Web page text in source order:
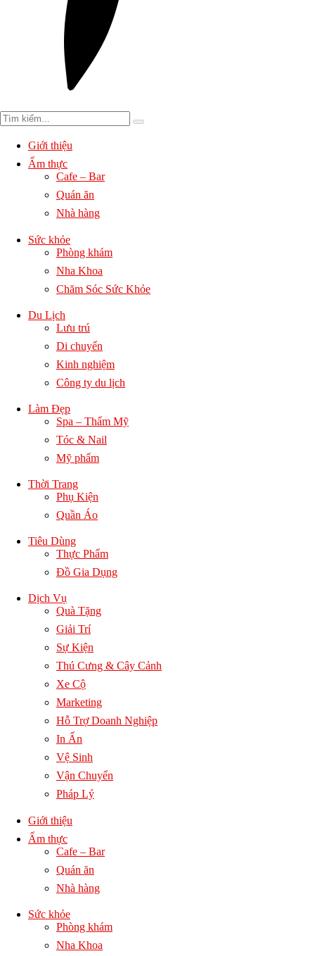
Giới thiệu
Ẩm thực
Cafe – Bar
Quán ăn
Nhà hàng
Sức khỏe
Phòng khám
Nha Khoa
Chăm Sóc Sức Khỏe
Du Lịch
Lưu trú
Di chuyển
Kinh nghiệm
Công ty du lịch
Làm Đẹp
Spa – Thẩm Mỹ
Tóc & Nail
Mỹ phẩm
Thời Trang
Phụ Kiện
Quần Áo
Tiêu Dùng
Thực Phẩm
Đồ Gia Dụng
Dịch Vụ
Quà Tặng
Giải Trí
Sự Kiện
Thú Cưng & Cây Cảnh
Xe Cộ
Marketing
Hỗ Trợ Doanh Nghiệp
In Ấn
Vệ Sinh
Vận Chuyển
Pháp Lý
Giới thiệu
Ẩm thực
Cafe – Bar
Quán ăn
Nhà hàng
Sức khỏe
Phòng khám
Nha Khoa